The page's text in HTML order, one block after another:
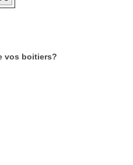
vos boitiers?